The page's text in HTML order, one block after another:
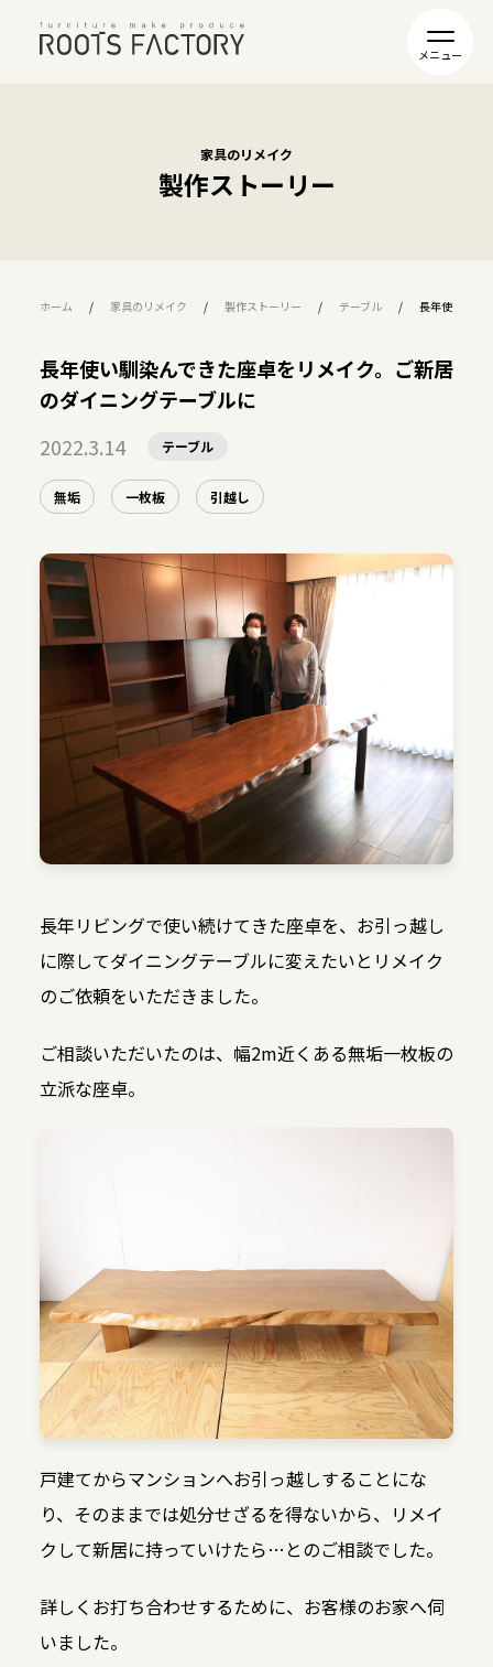
家具のリメイク
製作ストーリー
ホーム 家具のリメイク 製作ストーリー テーブル 長年使い馴染
長年使い馴染んできた座卓をリメイク。ご新居
のダイニングテーブルに
2022.3.14
テーブル
無垢 一枚板 引越し
長年リビングで使い続けてきた座卓を、お引っ越し
に際してダイニングテーブルに変えたいとリメイク
のご依頼をいただきました。
ご相談いただいたのは、幅2m近くある無垢一枚板の
立派な座卓。
戸建てからマンションへお引っ越しすることにな
り、そのままでは処分せざるを得ないから、リメイ
クして新居に持っていけたら…とのご相談でした。
詳しくお打ち合わせするために、お客様のお家へ伺
いました。